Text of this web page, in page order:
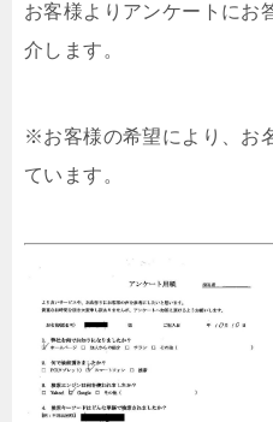
お客様よりアンケートにお
介します。
※お客様の希望により、お
ています。